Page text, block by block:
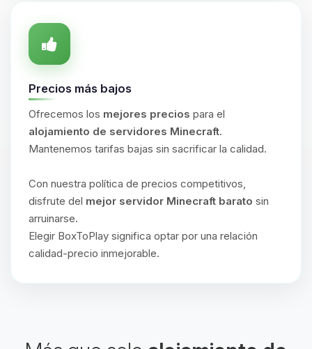
Precios más bajos
Ofrecemos los mejores precios para el
alojamiento de servidores Minecraft.
Mantenemos tarifas bajas sin sacrificar la calidad.
Con nuestra política de precios competitivos,
disfrute del mejor servidor Minecraft barato sin
arruinarse.
Elegir BoxToPlay significa optar por una relación
calidad-precio inmejorable.